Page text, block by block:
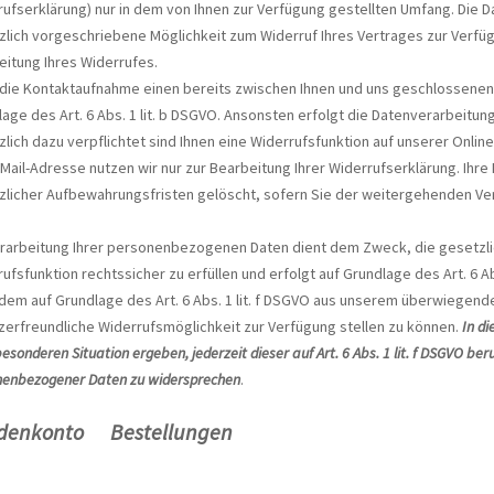
nur in dem von Ihnen zur Verfügung gestellten Umfang. Die
vorgeschriebene Möglichkeit zum Widerruf Ihres Vertrages zur
Ihres Widerrufes.
Kontaktaufnahme einen bereits zwischen Ihnen und uns
des Art. 6 Abs. 1 lit. b DSGVO. Ansonsten erfolgt die
dazu verpflichtet sind Ihnen eine Widerrufsfunktion auf unserer
Adresse nutzen wir nur zur Bearbeitung Ihrer Widerrufserklärung.
Aufbewahrungsfristen gelöscht, sofern Sie der weitergehenden
Ihrer personenbezogenen Daten dient dem Zweck, die
rechtssicher zu erfüllen und erfolgt auf Grundlage des Art. 6
auf Grundlage des Art. 6 Abs. 1 lit. f DSGVO aus unserem
Widerrufsmöglichkeit zur Verfügung stellen zu können. In
Situation ergeben, jederzeit dieser auf Art. 6 Abs. 1 lit. f DSGVO
Daten zu widersprechen.
Bestellungen